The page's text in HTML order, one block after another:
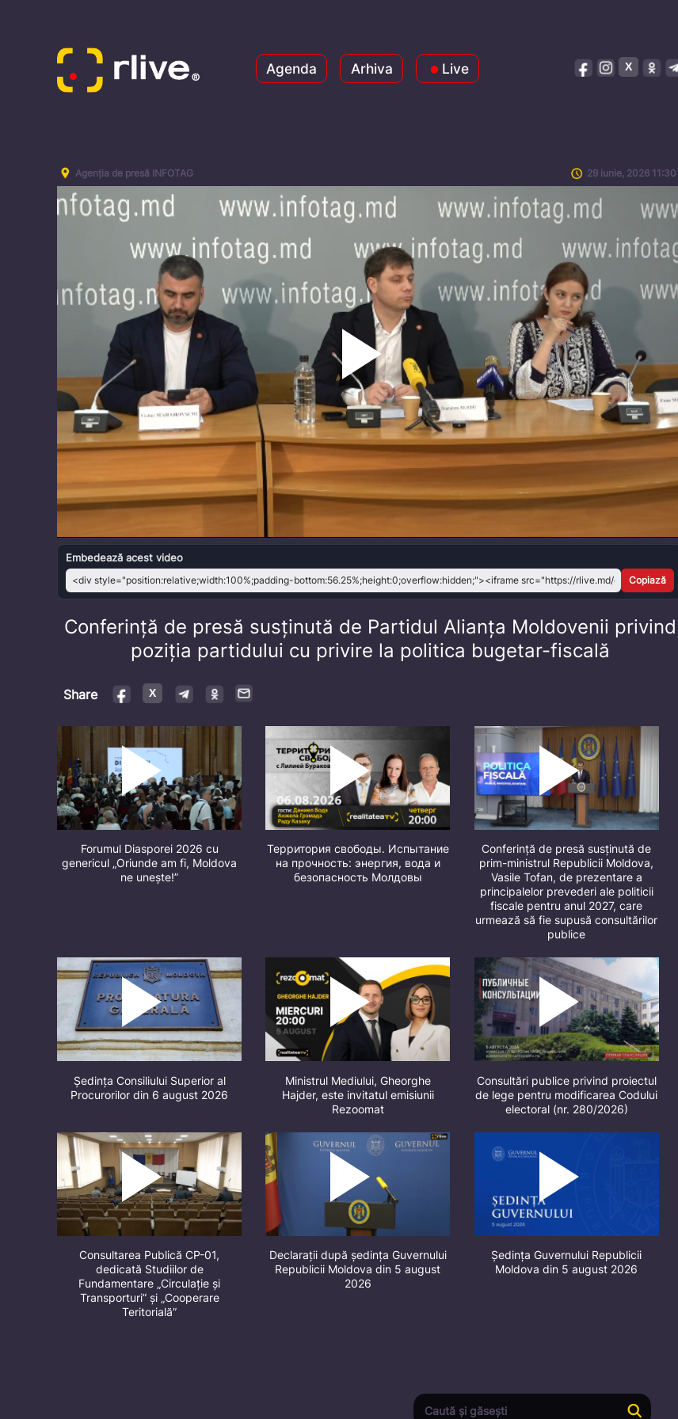
Agenda Arhiva Live
Agenția de presă INFOTAG 29 iunie, 2026 11:30
Play
Video
Embedează acest video
Copiază
Conferință de presă susținută de Partidul Alianța Moldovenii privind
poziția partidului cu privire la politica bugetar-fiscală
Share
Forumul Diasporei 2026 cu
genericul „Oriunde am fi, Moldova
ne unește!”
Территория свободы. Испытание
на прочность: энергия, вода и
безопасность Молдовы
Conferință de presă susținută de
prim-ministrul Republicii Moldova,
Vasile Tofan, de prezentare a
principalelor prevederi ale politicii
fiscale pentru anul 2027, care
urmează să fie supusă consultărilor
publice
Ședința Consiliului Superior al
Procurorilor din 6 august 2026
Ministrul Mediului, Gheorghe
Hajder, este invitatul emisiunii
Rezoomat
Consultări publice privind proiectul
de lege pentru modificarea Codului
electoral (nr. 280/2026)
Consultarea Publică CP-01,
dedicată Studiilor de
Fundamentare „Circulație și
Transporturi” și „Cooperare
Teritorială”
Declarații după ședința Guvernului
Republicii Moldova din 5 august
2026
Ședința Guvernului Republicii
Moldova din 5 august 2026